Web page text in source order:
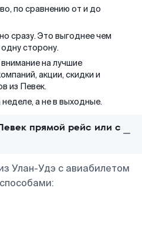
по сравнению от и до
сразу. Это выгоднее чем
сторону.
на лучшие
акции, скидки и
из Певек.
а не в выходные.
прямой рейс или с
Улан-Удэ с авиабилетом